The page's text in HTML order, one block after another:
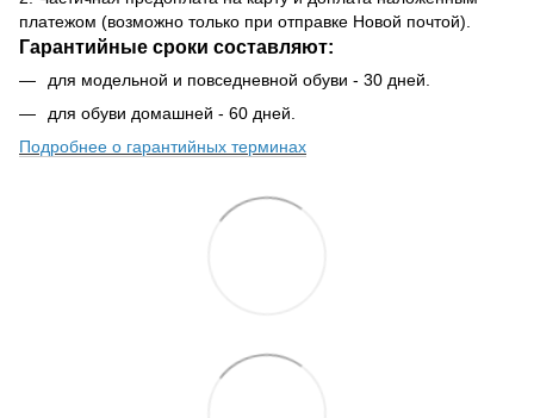
платежом (возможно только при отправке Новой почтой).
Гарантийные сроки составляют:
для модельной и повседневной обуви - 30 дней.
для обуви домашней - 60 дней.
Подробнее о гарантийных терминах